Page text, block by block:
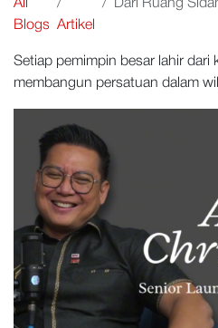
All
Blogs
Artikel
Dari Ruang Sidang ke Jantung
Setiap pemimpin besar lahir dari
membangun persatuan dalam